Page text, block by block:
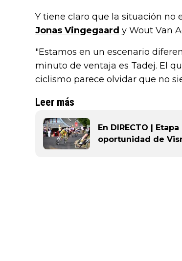
Y tiene claro que la situación no
Jonas Vingegaard y Wout Van
"Estamos en un escenario
minuto de ventaja es Tadej. El
ciclismo parece olvidar que no
Leer más
En DIRECTO |
oportunidad de